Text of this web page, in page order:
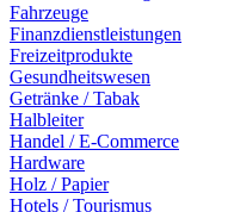
Fahrzeuge
Finanzdienstleistungen
Freizeitprodukte
Gesundheitswesen
Getränke / Tabak
Halbleiter
Handel / E-Commerce
Hardware
Holz / Papier
Hotels / Tourismus